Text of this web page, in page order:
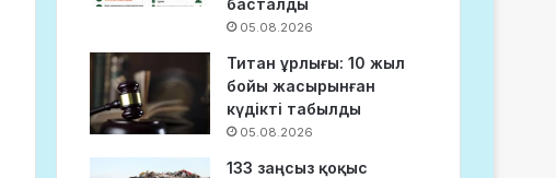
басталды
05.08.2026
Титан ұрлығы: 10 жыл
бойы жасырынған
күдікті табылды
05.08.2026
133 заңсыз қоқыс